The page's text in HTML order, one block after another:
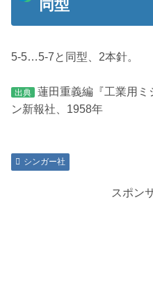
同型
5-5…5-7と同型、2本針。
出典
蓮田重義編『工業用ミ
ン新報社、1958年
シンガー社
スポン